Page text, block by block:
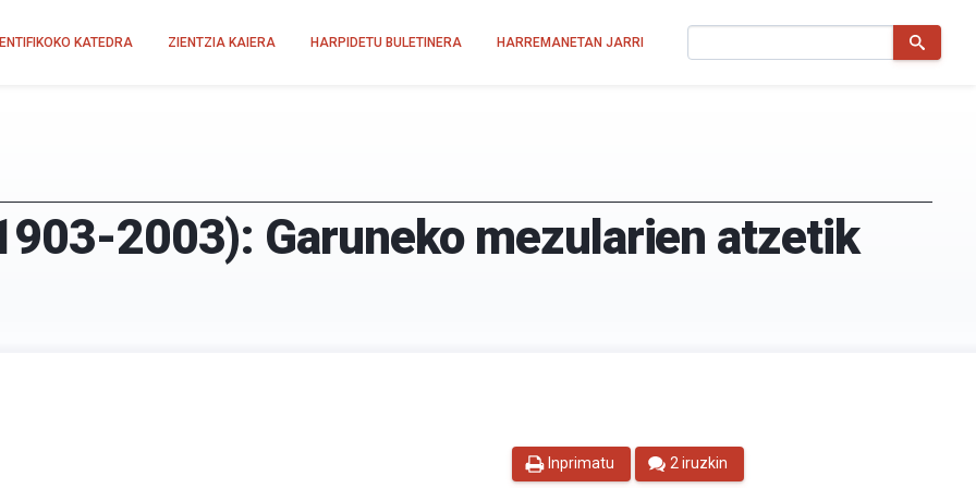
KATEDRA ZIENTZIA KAIERA HARPIDETU BULETINERA HARREMANETAN JARRI
2003): Garuneko mezularien atzetik
Inprimatu 2 iruzkin